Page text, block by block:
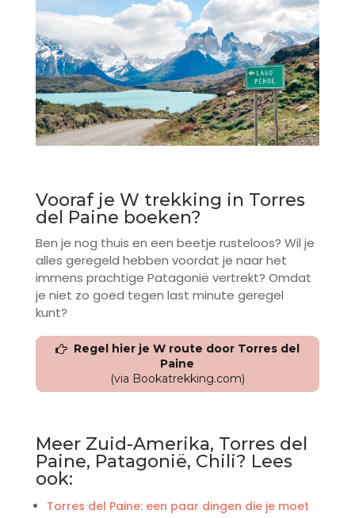
Vooraf je W trekking in Torres
del Paine boeken?
Ben je nog thuis en een beetje rusteloos? Wil je
alles geregeld hebben voordat je naar het
immens prachtige Patagonië vertrekt? Omdat
je niet zo goed tegen last minute geregel
kunt?
Regel hier je W route door Torres del
Paine
(via Bookatrekking.com)
Meer Zuid-Amerika, Torres del
Paine, Patagonië, Chili? Lees
ook:
Torres del Paine: een paar dingen die je moet